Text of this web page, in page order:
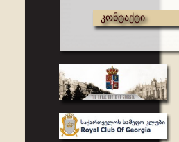
კონტაქტი